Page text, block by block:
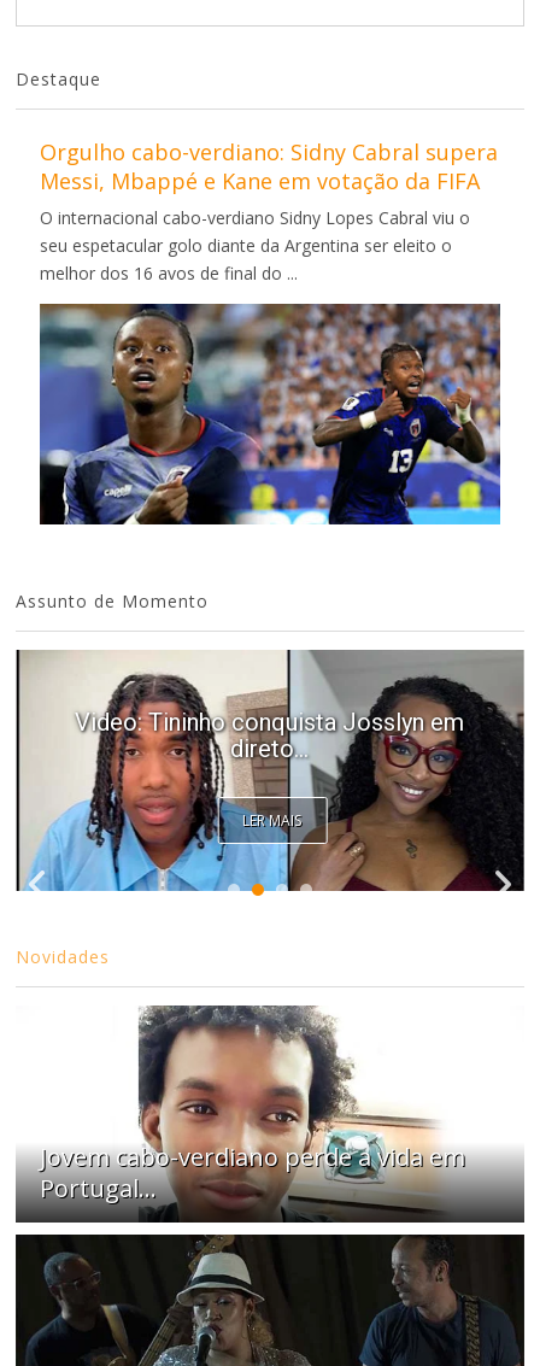
Destaque
Orgulho cabo-verdiano: Sidny Cabral supera
Messi, Mbappé e Kane em votação da FIFA
O internacional cabo-verdiano Sidny Lopes Cabral viu o
seu espetacular golo diante da Argentina ser eleito o
melhor dos 16 avos de final do ...
Assunto de Momento
Video: Tininho conquista Josslyn em
direto...
LER MAIS
Novidades
Jovem cabo-verdiano perde a vida em
Portugal...